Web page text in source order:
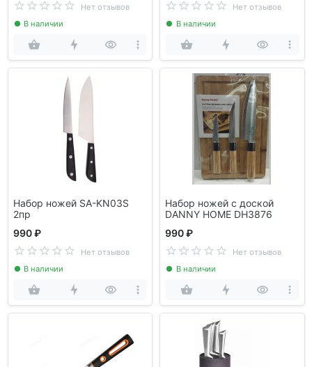
Нет отзывов
В наличии
Нет отзывов
В наличии
Набор ножей SA-KN03S
2пр
990 ₽
Нет отзывов
В наличии
Набор ножей с доской
DANNY HOME DH3876
990 ₽
Нет отзывов
В наличии